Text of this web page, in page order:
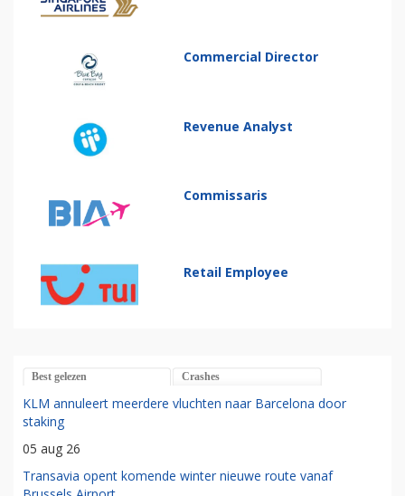
Commercial Director
Revenue Analyst
Commissaris
Retail Employee
Best gelezen Crashes
KLM annuleert meerdere vluchten naar Barcelona door
staking
05 aug 26
Transavia opent komende winter nieuwe route vanaf